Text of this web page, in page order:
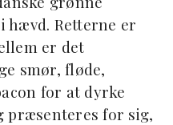
hævd. Retterne er
er det
smør, fløde,
for at dyrke
præsenteres for sig,